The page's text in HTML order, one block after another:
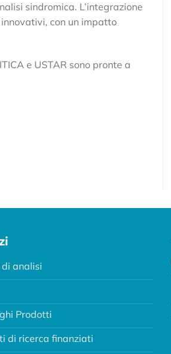
sindromica. L’integrazione
con un impatto
e USTAR sono pronte a
di analisi
Prodotti
di ricerca finanziati